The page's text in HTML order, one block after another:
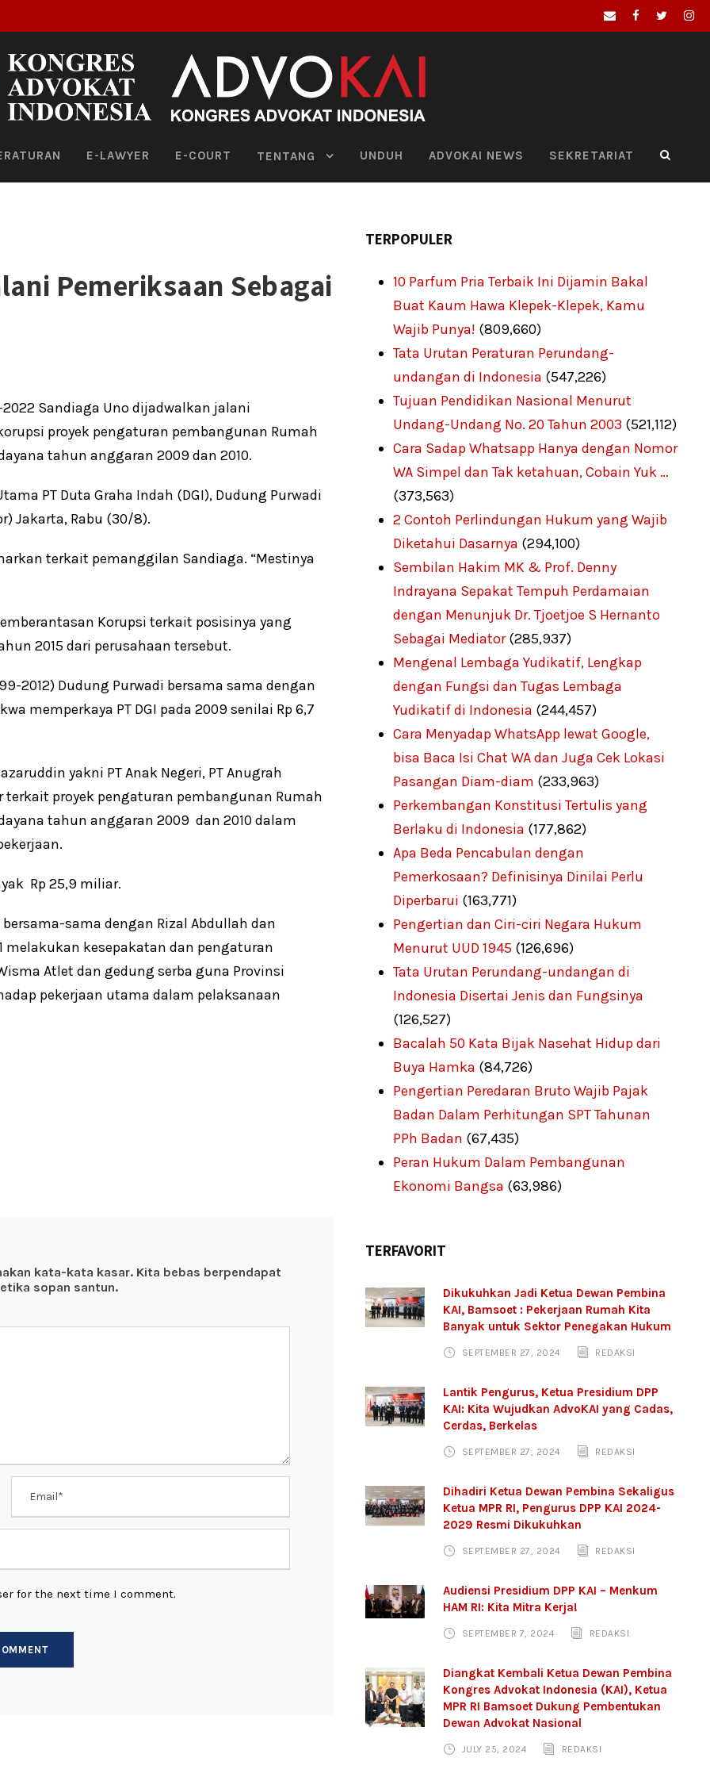
E-LAWYER E-COURT TENTANG UNDUH ADVOKAI NEWS SEKRETARIAT
Pemeriksaan Sebagai
Sandiaga Uno dijadwalkan jalani
proyek pengaturan pembangunan Rumah
tahun anggaran 2009 dan 2010.
PT Duta Graha Indah (DGI), Dudung Purwadi
Jakarta, Rabu (30/8).
terkait pemanggilan Sandiaga. “Mestinya
Korupsi terkait posisinya yang
2015 dari perusahaan tersebut.
2012) Dudung Purwadi bersama sama dengan
memperkaya PT DGI pada 2009 senilai Rp 6,7
yakni PT Anak Negeri, PT Anugrah
terkait proyek pengaturan pembangunan Rumah
tahun anggaran 2009 dan 2010 dalam
Rp 25,9 miliar.
sama dengan Rizal Abdullah dan
melakukan kesepakatan dan pengaturan
Atlet dan gedung serba guna Provinsi
pekerjaan utama dalam pelaksanaan
kata-kata kasar. Kita bebas berpendapat
sopan santun.
for the next time I comment.
TERPOPULER
10 Parfum Pria Terbaik Ini Dijamin Bakal
Buat Kaum Hawa Klepek-Klepek, Kamu
Wajib Punya! (809,660)
Tata Urutan Peraturan Perundang-
undangan di Indonesia (547,226)
Tujuan Pendidikan Nasional Menurut
Undang-Undang No. 20 Tahun 2003 (521,112)
Cara Sadap Whatsapp Hanya dengan Nomor
WA Simpel dan Tak ketahuan, Cobain Yuk …
(373,563)
2 Contoh Perlindungan Hukum yang Wajib
Diketahui Dasarnya (294,100)
Sembilan Hakim MK & Prof. Denny
Indrayana Sepakat Tempuh Perdamaian
dengan Menunjuk Dr. Tjoetjoe S Hernanto
Sebagai Mediator (285,937)
Mengenal Lembaga Yudikatif, Lengkap
dengan Fungsi dan Tugas Lembaga
Yudikatif di Indonesia (244,457)
Cara Menyadap WhatsApp lewat Google,
bisa Baca Isi Chat WA dan Juga Cek Lokasi
Pasangan Diam-diam (233,963)
Perkembangan Konstitusi Tertulis yang
Berlaku di Indonesia (177,862)
Apa Beda Pencabulan dengan
Pemerkosaan? Definisinya Dinilai Perlu
Diperbarui (163,771)
Pengertian dan Ciri-ciri Negara Hukum
Menurut UUD 1945 (126,696)
Tata Urutan Perundang-undangan di
Indonesia Disertai Jenis dan Fungsinya
(126,527)
Bacalah 50 Kata Bijak Nasehat Hidup dari
Buya Hamka (84,726)
Pengertian Peredaran Bruto Wajib Pajak
Badan Dalam Perhitungan SPT Tahunan
PPh Badan (67,435)
Peran Hukum Dalam Pembangunan
Ekonomi Bangsa (63,986)
TERFAVORIT
Dikukuhkan Jadi Ketua Dewan Pembina
KAI, Bamsoet : Pekerjaan Rumah Kita
Banyak untuk Sektor Penegakan Hukum
SEPTEMBER 27, 2024 REDAKSI
Lantik Pengurus, Ketua Presidium DPP
KAI: Kita Wujudkan AdvoKAI yang Cadas,
Cerdas, Berkelas
SEPTEMBER 27, 2024 REDAKSI
Dihadiri Ketua Dewan Pembina Sekaligus
Ketua MPR RI, Pengurus DPP KAI 2024-
2029 Resmi Dikukuhkan
SEPTEMBER 27, 2024 REDAKSI
Audiensi Presidium DPP KAI – Menkum
HAM RI: Kita Mitra Kerja!
SEPTEMBER 7, 2024 REDAKSI
Diangkat Kembali Ketua Dewan Pembina
Kongres Advokat Indonesia (KAI), Ketua
MPR RI Bamsoet Dukung Pembentukan
Dewan Advokat Nasional
JULY 25, 2024 REDAKSI